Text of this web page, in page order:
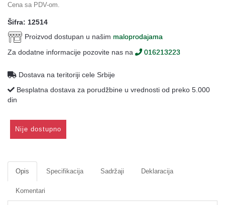
Cena sa PDV-om.
Šifra: 12514
Proizvod dostupan u našim maloprodajama
Za dodatne informacije pozovite nas na
016213223
Dostava na teritoriji cele Srbije
Besplatna dostava za porudžbine u vrednosti od preko 5.000
din
Nije dostupno
Opis Specifikacija Sadržaji Deklaracija
Komentari